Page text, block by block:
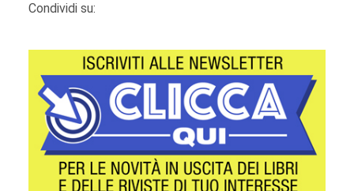
Condividi su: